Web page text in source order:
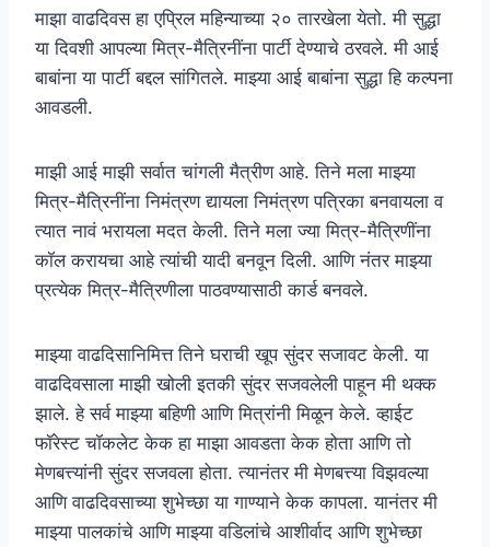
माझा वाढदिवस हा एप्रिल महिन्याच्या २० तारखेला येतो. मी सुद्धा
या दिवशी आपल्या मित्र-मैत्रिनींना पार्टी देण्याचे ठरवले. मी आई
बाबांना या पार्टी बद्दल सांगितले. माझ्या आई बाबांना सुद्धा हि कल्पना
आवडली.
माझी आई माझी सर्वात चांगली मैत्रीण आहे. तिने मला माझ्या
मित्र-मैत्रिनींना निमंत्रण द्यायला निमंत्रण पत्रिका बनवायला व
त्यात नावं भरायला मदत केली. तिने मला ज्या मित्र-मैत्रिणींना
कॉल करायचा आहे त्यांची यादी बनवून दिली. आणि नंतर माझ्या
प्रत्येक मित्र-मैत्रिणीला पाठवण्यासाठी कार्ड बनवले.
माझ्या वाढदिसानिमित्त तिने घराची खूप सुंदर सजावट केली. या
वाढदिवसाला माझी खोली इतकी सुंदर सजवलेली पाहून मी थक्क
झाले. हे सर्व माझ्या बहिणी आणि मित्रांनी मिळून केले. व्हाईट
फॉरेस्ट चॉकलेट केक हा माझा आवडता केक होता आणि तो
मेणबत्त्यांनी सुंदर सजवला होता. त्यानंतर मी मेणबत्त्या विझवल्या
आणि वाढदिवसाच्या शुभेच्छा या गाण्याने केक कापला. यानंतर मी
माझ्या पालकांचे आणि माझ्या वडिलांचे आशीर्वाद आणि शुभेच्छा